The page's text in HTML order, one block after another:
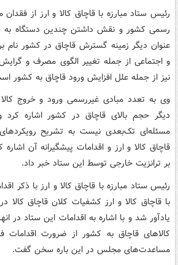
رئیس ستاد مبارزه با قاچاق کالا و ارز از
رسمی کشور و نقش داشتن چندین دستگاه به
عنوان دیگر زمینه گسترش قاچاق در کشور نام
و اجتماعی از جمله تغییر الگوی مصرف و
نیز از جمله علل افزایش ورود قاچاق به کشور
وی به تعدد مبادی غیررسمی ورود و خروج
دیگر حجم بالای قاچاق در کشور اشاره کرد و
مسئله‌ای تک‌بعدی نیست به تشریح رویکردهای
قاچاق کالا و ارز و اقدامات پیشگیرانه آن
بر ترانزیت خارجی توسط این ستاد خبر داد.
رئیس ستاد مبارزه با قاچاق کالا و ارز با ذکر
یادآور شد و با اشاره به اقدامات این ستاد در
کالاهای قاچاق به کشور از ضرورت
مساعدت‌های مجلس در این باره سخن گفت.